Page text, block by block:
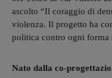
ascolto “Il coraggio di
violenza. Il progetto ha
politica contro ogni forma
Nato dalla co-